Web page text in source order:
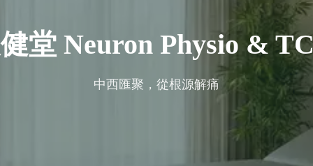
堂 Neuron Physio &
中西匯聚，從根源解痛